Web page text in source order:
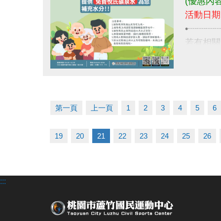
活動日
若有相
第一頁 上一頁 1 2 3 4 5 6
19 20 21 22 23 24 25 26
:::